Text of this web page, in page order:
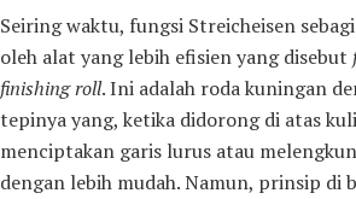
Seiring waktu, fungsi Streicheisen
oleh alat yang lebih efisien yang disebut
finishing roll. Ini adalah roda kuningan
tepinya yang, ketika didorong di atas
menciptakan garis lurus atau
dengan lebih mudah. Namun, prinsip di